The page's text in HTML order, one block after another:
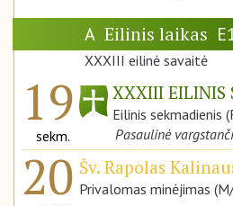
A Eilinis laikas
XXXIII eilinė savaitė
19
sekm.
XXXIII EILINIS
Eilinis sekmadienis
Pasaulinė
20 Šv. Rapolas
Privalomas minėjimas